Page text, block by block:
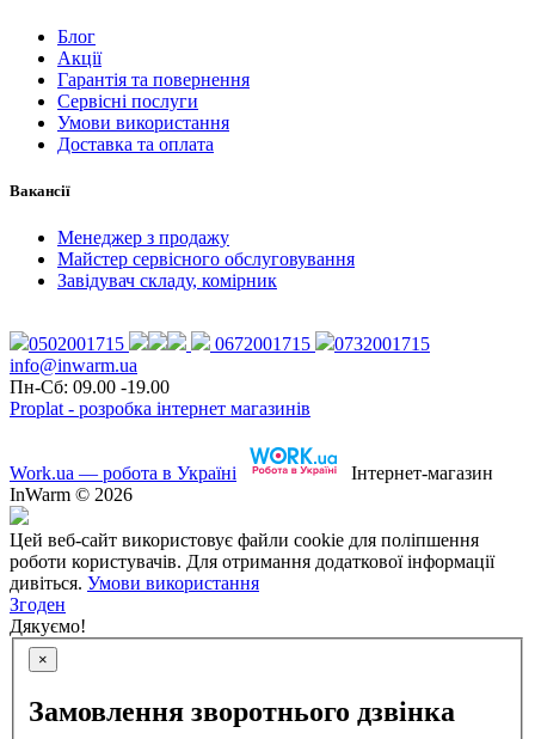
Блог
Акції
Гарантія та повернення
Сервісні послуги
Умови використання
Доставка та оплата
Вакансії
Менеджер з продажу
Майстер сервісного обслуговування
Завідувач складу, комірник
0502001715 0672001715
0732001715
info@inwarm.ua
Пн-Сб: 09.00 -19.00
Proplat - розробка інтернет магазинів
Work.ua — робота в Україні
Інтернет-магазин
InWarm © 2026
Цей веб-сайт використовує файли cookie для поліпшення
роботи користувачів. Для отримання додаткової інформації
дивіться. Умови використання
Згоден
Дякуємо!
×
Замовлення зворотнього дзвінка